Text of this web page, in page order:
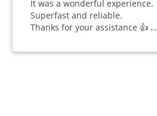
It was a wonderful experience.
Superfast and reliable.
Thanks for your assistance 👍 …